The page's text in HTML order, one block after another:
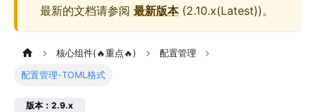
最新的文档请参阅 最新版本(2.10.x(Latest))。
核心组件(🔥重点🔥) 配置管理
配置管理-TOML格式
版本：2.9.x